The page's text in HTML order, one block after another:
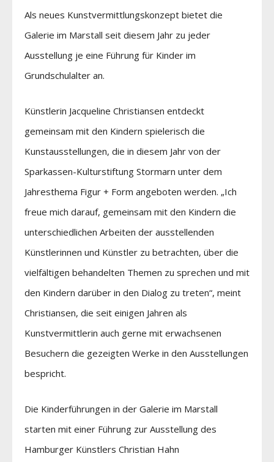
Als neues Kunstvermittlungskonzept bietet die
Galerie im Marstall seit diesem Jahr zu jeder
Ausstellung je eine Führung für Kinder im
Grundschulalter an.
Künstlerin Jacqueline Christiansen entdeckt
gemeinsam mit den Kindern spielerisch die
Kunstausstellungen, die in diesem Jahr von der
Sparkassen-Kulturstiftung Stormarn unter dem
Jahresthema Figur + Form angeboten werden. „Ich
freue mich darauf, gemeinsam mit den Kindern die
unterschiedlichen Arbeiten der ausstellenden
Künstlerinnen und Künstler zu betrachten, über die
vielfältigen behandelten Themen zu sprechen und mit
den Kindern darüber in den Dialog zu treten“, meint
Christiansen, die seit einigen Jahren als
Kunstvermittlerin auch gerne mit erwachsenen
Besuchern die gezeigten Werke in den Ausstellungen
bespricht.
Die Kinderführungen in der Galerie im Marstall
starten mit einer Führung zur Ausstellung des
Hamburger Künstlers Christian Hahn